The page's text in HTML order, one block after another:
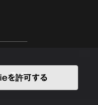
を許可する
JP EN